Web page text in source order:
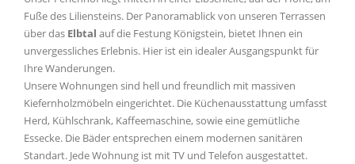
Fuße des Liliensteins. Der Panoramablick von unseren Terrassen
über das Elbtal auf die Festung Königstein, bietet Ihnen ein
unvergessliches Erlebnis. Hier ist ein idealer Ausgangspunkt für
Ihre Wanderungen.
Unsere Wohnungen sind hell und freundlich mit massiven
Kiefernholzmöbeln eingerichtet. Die Küchenausstattung umfasst
Herd, Kühlschrank, Kaffeemaschine, sowie eine gemütliche
Essecke. Die Bäder entsprechen einem modernen sanitären
Standart. Jede Wohnung ist mit TV und Telefon ausgestattet.